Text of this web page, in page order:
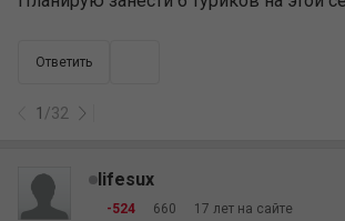
Ответить
1 /32
lifesux
-524 660 17 лет на сайте